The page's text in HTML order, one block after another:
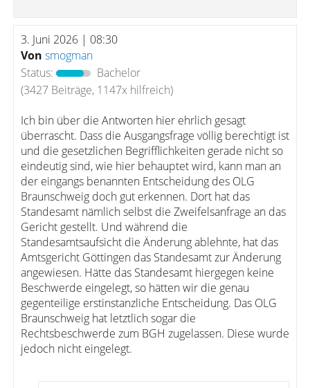
3. Juni 2026 | 08:30
Von smogman
Status:
Bachelor
(3427 Beiträge, 1147x hilfreich)
Ich bin über die Antworten hier ehrlich gesagt
überrascht. Dass die Ausgangsfrage völlig berechtigt ist
und die gesetzlichen Begrifflichkeiten gerade nicht so
eindeutig sind, wie hier behauptet wird, kann man an
der eingangs benannten Entscheidung des OLG
Braunschweig doch gut erkennen. Dort hat das
Standesamt nämlich selbst die Zweifelsanfrage an das
Gericht gestellt. Und während die
Standesamtsaufsicht die Änderung ablehnte, hat das
Amtsgericht Göttingen das Standesamt zur Änderung
angewiesen. Hätte das Standesamt hiergegen keine
Beschwerde eingelegt, so hätten wir die genau
gegenteilige erstinstanzliche Entscheidung. Das OLG
Braunschweig hat letztlich sogar die
Rechtsbeschwerde zum BGH zugelassen. Diese wurde
jedoch nicht eingelegt.